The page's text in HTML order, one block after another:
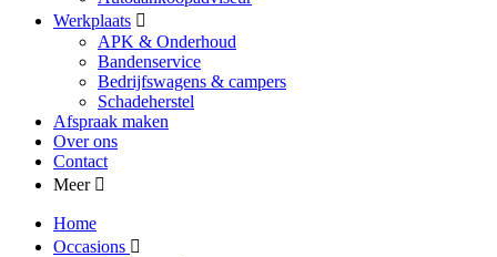
Werkplaats
APK & Onderhoud
Bandenservice
Bedrijfswagens & campers
Schadeherstel
Afspraak maken
Over ons
Contact
Meer
Home
Occasions